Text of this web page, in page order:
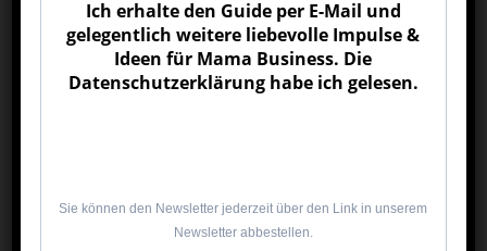
Ein tolles Geschenk für jeden
Anlass
Malen nach Zahlen ist nicht nur ein kreatives
Weihnachten
Muttertag oder Vatertag
Ich erhalte den Guide per E-Mail und
gelegentlich weitere liebevolle Impulse &
Ideen für Mama Business. Die
Datenschutzerklärung habe ich gelesen.
Sie können den Newsletter jederzeit über den Link in unserem
Newsletter abbestellen.